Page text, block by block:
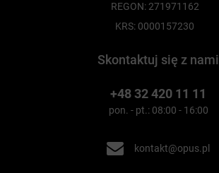
REGON: 271971162
KRS: 0000157230
Skontaktuj się z nami
+48 32 420 11 11
pon. - pt.: 08:00 - 16:00
kontakt@opus.pl